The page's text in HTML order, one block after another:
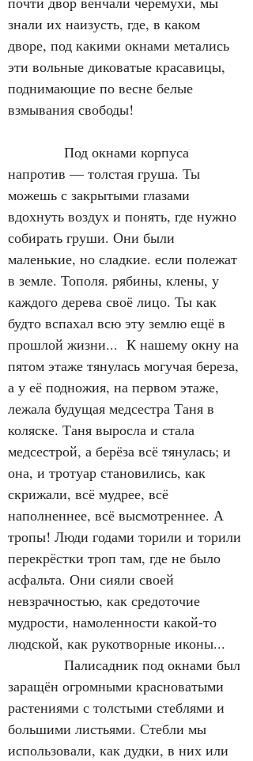
знали их наизусть, где, в каком
дворе, под какими окнами метались
эти вольные диковатые красавицы,
поднимающие по весне белые
взмывания свободы!
Под окнами корпуса
напротив — толстая груша. Ты
можешь с закрытыми глазами
вдохнуть воздух и понять, где нужно
собирать груши. Они были
маленькие, но сладкие. если полежат
в земле. Тополя. рябины, клены, у
каждого дерева своё лицо. Ты как
будто вспахал всю эту землю ещё в
прошлой жизни...  К нашему окну на
пятом этаже тянулась могучая береза,
а у её подножия, на первом этаже,
лежала будущая медсестра Таня в
коляске. Таня выросла и стала
медсестрой, а берёза всё тянулась; и
она, и тротуар становились, как
скрижали, всё мудрее, всё
наполненнее, всё высмотреннее. А
тропы! Люди годами торили и торили
перекрёстки троп там, где не было
асфальта. Они сияли своей
невзрачностью, как средоточие
мудрости, намоленности какой-то
людской, как рукотворные иконы...
Палисадник под окнами был
заращён огромными красноватыми
растениями с толстыми стеблями и
большими листьями. Стебли мы
использовали, как дудки, в них или